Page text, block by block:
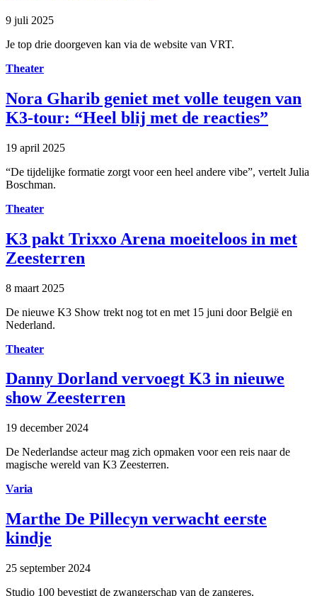
9 juli 2025
Je top drie doorgeven kan via de website van VRT.
Theater
Nora Gharib geniet met volle teugen van
K3-tour: “Heel blij met de reacties”
19 april 2025
“De tijdelijke formatie zorgt voor een heel andere vibe”, vertelt Julia
Boschman.
Theater
K3 pakt Trixxo Arena moeiteloos in met
Zeesterren
8 maart 2025
De nieuwe K3 Show trekt nog tot en met 15 juni door België en
Nederland.
Theater
Danny Dorland vervoegt K3 in nieuwe
show Zeesterren
19 december 2024
De Nederlandse acteur mag zich opmaken voor een reis naar de
magische wereld van K3 Zeesterren.
Varia
Marthe De Pillecyn verwacht eerste
kindje
25 september 2024
Studio 100 bevestigt de zwangerschap van de zangeres.